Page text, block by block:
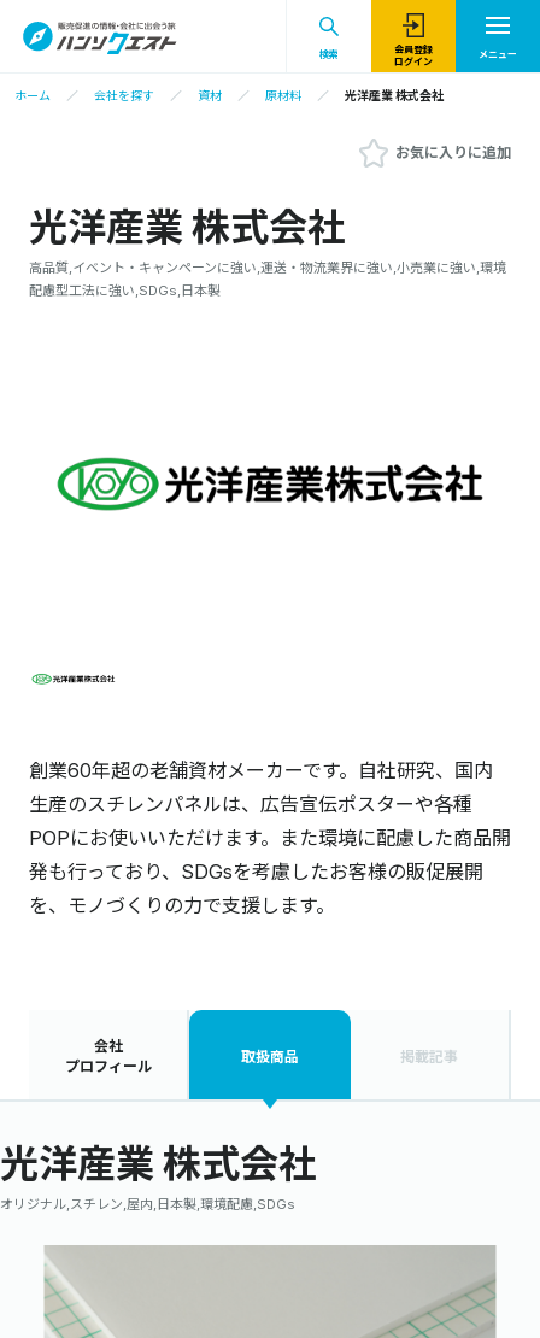
検索
会員登録
ログイン
メニュー
ホーム 会社を探す 資材 原材料 光洋産業 株式会社
お気に入りに追加
光洋産業 株式会社
高品質,イベント・キャンペーンに強い,運送・物流業界に強い,小売業に強い,環境
配慮型工法に強い,SDGs,日本製
創業60年超の老舗資材メーカーです。自社研究、国内
生産のスチレンパネルは、広告宣伝ポスターや各種
POPにお使いいただけます。また環境に配慮した商品開
発も行っており、SDGsを考慮したお客様の販促展開
を、モノづくりの力で支援します。
会社
プロフィール
取扱商品 掲載記事
光洋産業 株式会社
オリジナル,スチレン,屋内,日本製,環境配慮,SDGs